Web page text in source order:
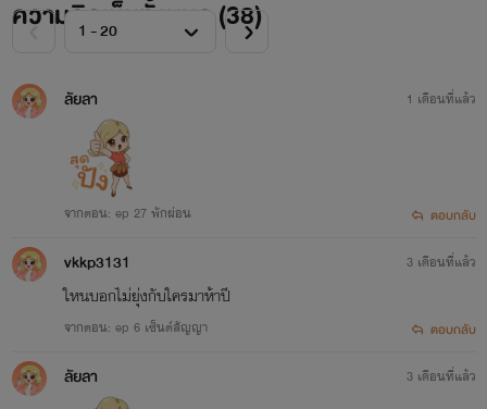
ความคิดเห็นทั้งหมด (38)
ลัยลา
จากตอน: ep 27 พักผ่อน
1 เดือนที่แล้ว
ตอบกลับ
vkkp3131
ใหนบอกไม่ยุ่งกับใครมาห้าปี
จากตอน: ep 6 เซ็นต์สัญญา
3 เดือนที่แล้ว
ตอบกลับ
ลัยลา 3 เดือนที่แล้ว